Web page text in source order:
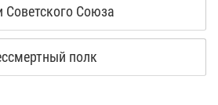
Советского Союза
полк